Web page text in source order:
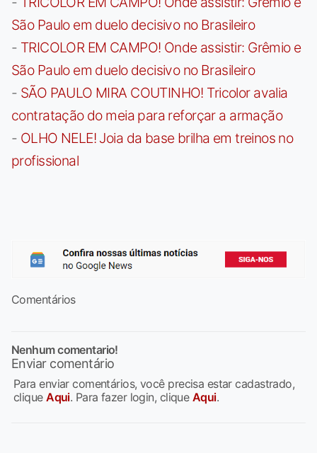
São Paulo em duelo decisivo no Brasileiro
- TRICOLOR EM CAMPO! Onde assistir: Grêmio e
São Paulo em duelo decisivo no Brasileiro
- SÃO PAULO MIRA COUTINHO! Tricolor avalia
contratação do meia para reforçar a armação
- OLHO NELE! Joia da base brilha em treinos no
profissional
Comentários
Nenhum comentario!
Enviar comentário
Para enviar comentários, você precisa estar cadastrado,
cliqueAqui. Para fazer login, clique Aqui.